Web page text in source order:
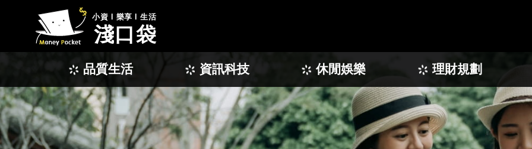
小資 l 樂享 l 生活
淺口袋
品質生活 資訊科技 休閒娛樂 理財規劃